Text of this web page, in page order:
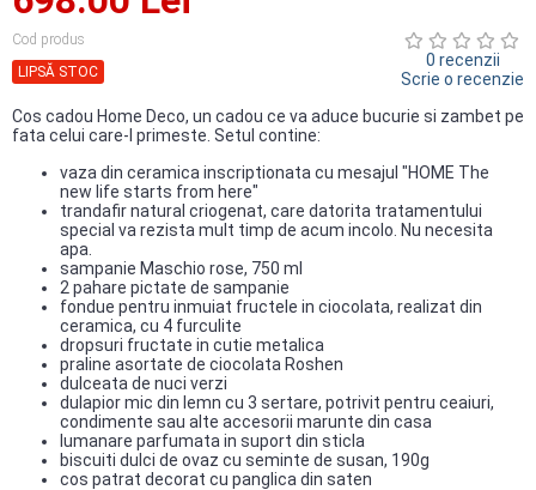
Cod produs
LIPSĂ STOC
0 recenzii
Scrie o recenzie
Cos cadou Home Deco, un cadou ce va aduce bucurie si zambet pe
fata celui care-l primeste. Setul contine:
vaza din ceramica inscriptionata cu mesajul "HOME The
new life starts from here"
trandafir natural criogenat, care datorita tratamentului
special va rezista mult timp de acum incolo. Nu necesita
apa.
sampanie Maschio rose, 750 ml
2 pahare pictate de sampanie
fondue pentru inmuiat fructele in ciocolata, realizat din
ceramica, cu 4 furculite
dropsuri fructate in cutie metalica
praline asortate de ciocolata Roshen
dulceata de nuci verzi
dulapior mic din lemn cu 3 sertare, potrivit pentru ceaiuri,
condimente sau alte accesorii marunte din casa
lumanare parfumata in suport din sticla
biscuiti dulci de ovaz cu seminte de susan, 190g
cos patrat decorat cu panglica din saten